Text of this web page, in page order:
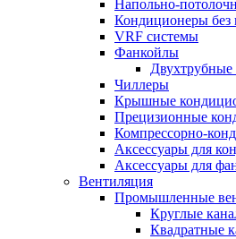
Напольно-
Кондиционеры без
VRF системы
Фанкойлы
Чиллеры
Крышные
Прецизионные
Компрессорно-
Аксессуары для
Аксессуары для
Вентиляция
Промышленные
Круглые
Квадратные